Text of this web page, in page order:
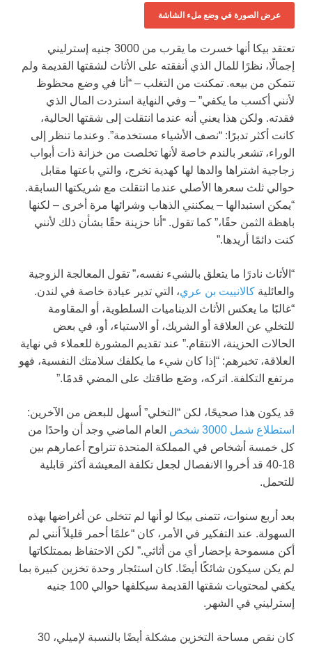
عرض الصورة في وضع ملء الشاشة
تعتقد بيكا أنها خسرت ما يقرب من 3000 جنيه إسترليني
إجمالًا، نظرًا للمال الذي أنفقته على الأثاث لشقتها القديمة ولم
تتمكن من بيعه. تمكنت من التغلب – “أنا في وضع محظوظ
لأنني أكسب ما يكفي” – وفي النهاية استردت المال الذي
فقدته. ولكن هذا يعني أنه عندما انتقلت إلى شقتها الحالية،
كانت أكثر تدبرًا: “نصف الأشياء مستخدمة”. وعندما تنظر إلى
الوراء، تشعر بالندم خاصة لأنها تخلصت من خزانة ذات أبواب
زجاجية اشتراها والدها لها كهدية تخرج، والتي باعتها مقابل
حوالي ثلث سعرها الأصلي عندما انتقلت مع شريكتها السابقة.
“يمكن استبدالها – يمكنني الذهاب وشرائها مرة أخرى – لكنها
باهظة الثمن حقًا،” كما تقول. “أنا حزينة حقًا بشأن ذلك لأنني
كنت دائمًا أريدها.”
“الأثاث نادرًا ما يتعلق بالشيء نفسه،” تقول المعالجة الزوجية
والعائلية كالانييت بن عري، التي تدير عيادة خاصة في لندن.
“غالبًا ما يعكس الأثاث الديناميات السلطوية، أو المقاومة
للتخلي عن العلاقة أو الشريك، أو الاستياء، أو، في بعض
الحالات الحزينة، الانتقام.” عند تقديم المشورة للعملاء في نهاية
العلاقة، تخبرهم: “إذا كان شيء ما يكلفك سلامتك النفسية، فهو
مرتفع التكلفة. اتركه، وضَع طاقتك على المضي قدمًا.”
قد يكون هذا صحيحًا، لكن “التخلي” أسهل للبعض من الآخرين:
استطلاع شمل 3000 شخص
العام الماضي وجد أن واحدًا من
كل خمسة أشخاص في المملكة المتحدة تتراوح أعمارهم بين
18-40 قد أخروا الانفصال لجعل تكلفة المعيشة أكثر قابلية
للتحمل.
بعد أربع سنوات، تتمنى بيكا لو أنها لم تتخلى عن أغراضها بهذه
السهولة. عند التفكير في الأمر، كان “علمًا أحمر قليلاً أنني لم
أكن مسموحة بإحضار أي من أثاثي.” لكن الاحتفاظ بممتلكاتها
لم يكن سيكون شائكًا أيضًا. كان استئجار وحدة تخزين كبيرة بما
يكفي لمحتويات شقتها القديمة سيكلفها حوالي 100 جنيه
إسترليني في الشهر.
كان نقص مساحة التخزين مشكلة أيضًا بالنسبة لإميلي، 30